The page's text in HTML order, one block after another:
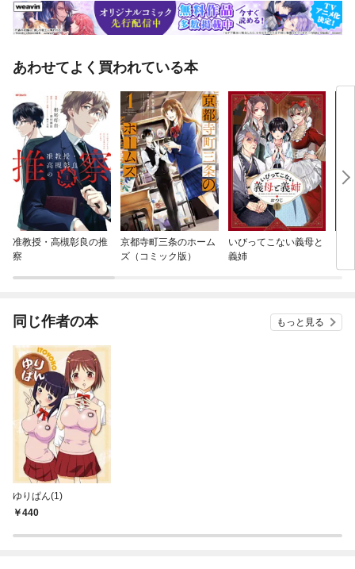
あわせてよく買われている本
准教授・高槻彰良の推
察
京都寺町三条のホーム
ズ（コミック版）
いびってこない義母と
義姉
達
同じ作者の本 もっと見る
ゆりぱん(1)
440